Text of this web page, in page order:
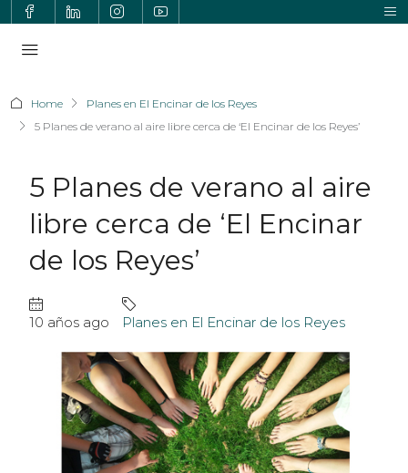
Home
Planes en El Encinar de los Reyes
5 Planes de verano al aire libre cerca de ‘El Encinar de los Reyes’
5 Planes de verano al aire
libre cerca de ‘El Encinar
de los Reyes’
10 años ago Planes en El Encinar de los Reyes